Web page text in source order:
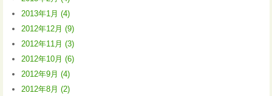
2013年1月 (4)
2012年12月 (9)
2012年11月 (3)
2012年10月 (6)
2012年9月 (4)
2012年8月 (2)